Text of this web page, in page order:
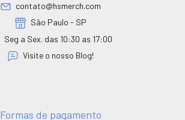
contato@hsmerch.com
São Paulo - SP
Seg a Sex. das 10:30 as 17:00
Visite o nosso Blog!
Formas de pagamento